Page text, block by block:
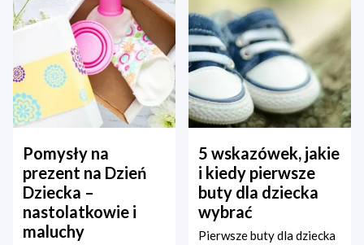
Pomysły na
prezent na Dzień
Dziecka –
nastolatkowie i
maluchy
5 wskazówek, jakie
i kiedy pierwsze
buty dla dziecka
wybrać
Pierwsze buty dla dziecka